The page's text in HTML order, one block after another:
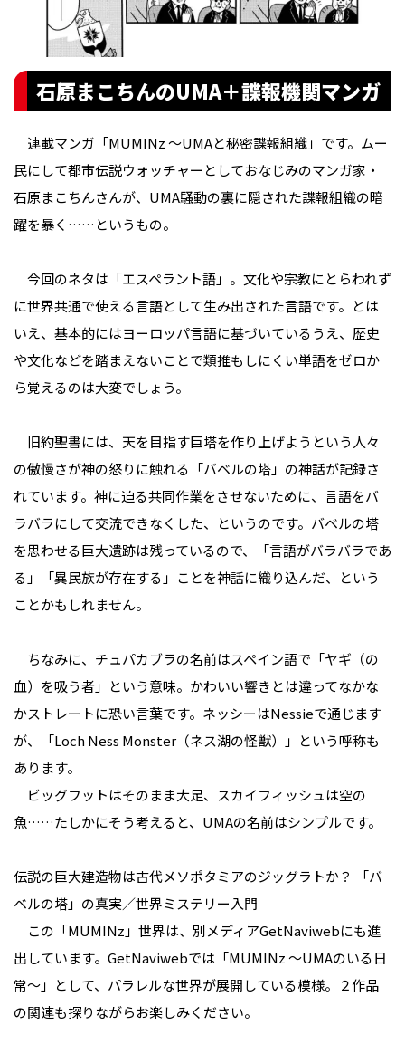
石原まこちんのUMA＋諜報機関マンガ
連載マンガ「MUMINz ～UMAと秘密諜報組織」です。ムー
民にして都市伝説ウォッチャーとしておなじみのマンガ家・
石原まこちんさんが、UMA騒動の裏に隠された諜報組織の暗
躍を暴く……というもの。
今回のネタは「エスペラント語」。文化や宗教にとらわれず
に世界共通で使える言語として生み出された言語です。とは
いえ、基本的にはヨーロッパ言語に基づいているうえ、歴史
や文化などを踏まえないことで類推もしにくい単語をゼロか
ら覚えるのは大変でしょう。
旧約聖書には、天を目指す巨塔を作り上げようという人々
の傲慢さが神の怒りに触れる「バベルの塔」の神話が記録さ
れています。神に迫る共同作業をさせないために、言語をバ
ラバラにして交流できなくした、というのです。バベルの塔
を思わせる巨大遺跡は残っているので、「言語がバラバラであ
る」「異民族が存在する」ことを神話に織り込んだ、という
ことかもしれません。
ちなみに、チュパカブラの名前はスペイン語で「ヤギ（の
血）を吸う者」という意味。かわいい響きとは違ってなかな
かストレートに恐い言葉です。ネッシーはNessieで通じます
が、「Loch Ness Monster（ネス湖の怪獣）」という呼称も
あります。
ビッグフットはそのまま大足、スカイフィッシュは空の
魚……たしかにそう考えると、UMAの名前はシンプルです。
伝説の巨大建造物は古代メソポタミアのジッグラトか？ 「バ
ベルの塔」の真実／世界ミステリー入門
この「MUMINz」世界は、別メディアGetNaviwebにも進
出しています。GetNaviwebでは「MUMINz ～UMAのいる日
常～」として、パラレルな世界が展開している模様。２作品
の関連も探りながらお楽しみください。